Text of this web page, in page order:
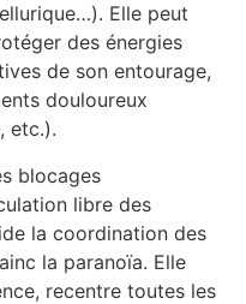
Elle peut
des énergies
de son entourage,
douloureux
etc.).
blocages
libre des
la coordination des
la paranoïa. Elle
recentre toutes les